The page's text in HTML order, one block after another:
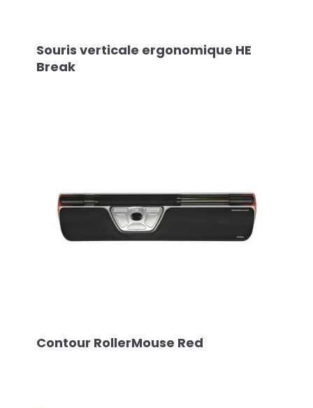
Souris verticale ergonomique HE
Break
Contour RollerMouse Red